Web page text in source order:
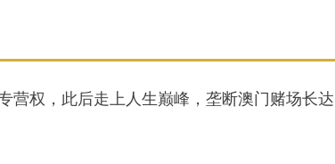
营权，此后走上人生巅峰，垄断澳门赌场长达